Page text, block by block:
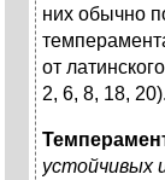
них обычно
от
2, 6, 8, 18, 20).
устойчивых